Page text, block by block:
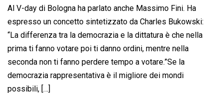
Al V-day di Bologna ha parlato anche Massimo Fini. Ha
espresso un concetto sintetizzato da Charles Bukowski:
“La differenza tra la democrazia e la dittatura è che nella
prima ti fanno votare poi ti danno ordini, mentre nella
seconda non ti fanno perdere tempo a votare.”Se la
democrazia rappresentativa è il migliore dei mondi
possibili, […]